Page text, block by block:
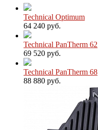
Technical Optimum
64 240 руб.
Technical PanTherm 62
69 520 руб.
Technical PanTherm 68
88 880 руб.